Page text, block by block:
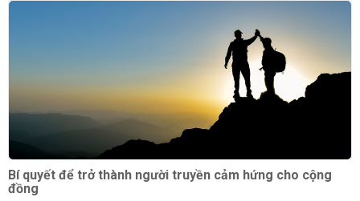
Bí quyết để trở thành người truyền cảm hứng cho cộng
đồng